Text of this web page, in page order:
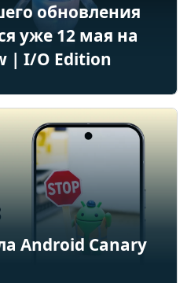
обновления
уже 12 мая на
| I/O Edition
Android Canary